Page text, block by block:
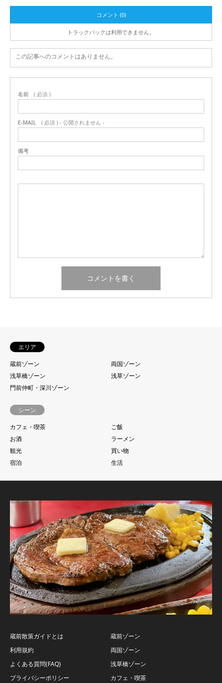
コメント (0)
トラックバックは利用できません。
この記事へのコメントはありません。
名前 ( 必須 )
E-MAIL ( 必須 ) - 公開されません -
備考
エリア
蔵前ゾーン
両国ゾーン
浅草橋ゾーン
浅草ゾーン
門前仲町・深川ゾーン
シーン
カフェ・喫茶
ご飯
お酒
ラーメン
観光
買い物
宿泊
生活
蔵前散策ガイドとは
利用規約
よくある質問(FAQ)
プライバシーポリシー
蔵前ゾーン
両国ゾーン
浅草橋ゾーン
カフェ・喫茶